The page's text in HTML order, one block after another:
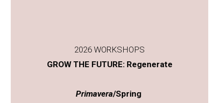
2026 WORKSHOPS
GROW THE FUTURE: Regenerate
Primavera/Spring